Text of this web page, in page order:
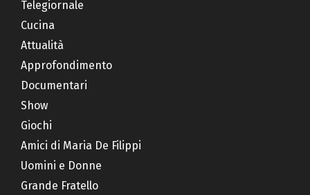
Telegiornale
Cucina
Attualità
Approfondimento
Documentari
Show
Giochi
Amici di Maria De Filippi
Uomini e Donne
Grande Fratello